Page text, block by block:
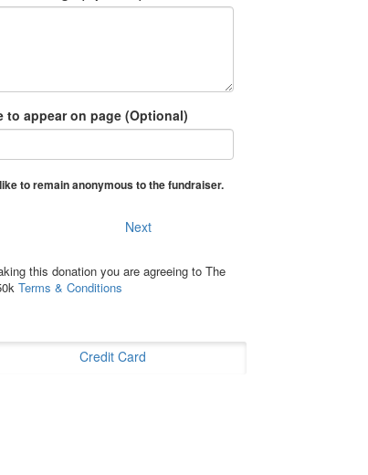
to appear on page (Optional)
to remain anonymous to the fundraiser.
Next
this donation you are agreeing to The
Terms & Conditions
Credit Card